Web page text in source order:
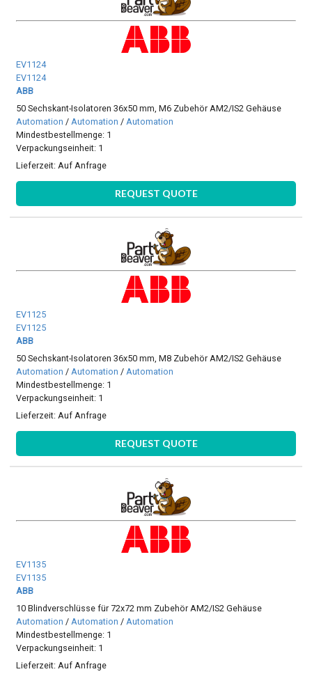
EV1124
EV1124
ABB
50 Sechskant-Isolatoren 36x50 mm, M6 Zubehör AM2/IS2 Gehäuse
Automation / Automation / Automation
Mindestbestellmenge: 1
Verpackungseinheit: 1
Lieferzeit:Auf Anfrage
REQUEST QUOTE
EV1125
EV1125
ABB
50 Sechskant-Isolatoren 36x50 mm, M8 Zubehör AM2/IS2 Gehäuse
Automation / Automation / Automation
Mindestbestellmenge: 1
Verpackungseinheit: 1
Lieferzeit:Auf Anfrage
REQUEST QUOTE
EV1135
EV1135
ABB
10 Blindverschlüsse für 72x72 mm Zubehör AM2/IS2 Gehäuse
Automation / Automation / Automation
Mindestbestellmenge: 1
Verpackungseinheit: 1
Lieferzeit:Auf Anfrage